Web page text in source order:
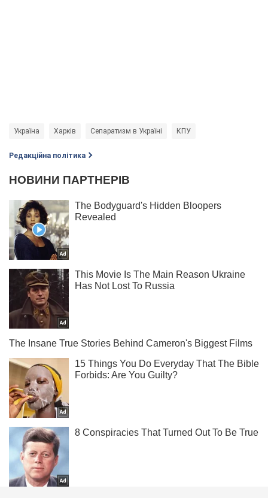
Україна Харків Сепаратизм в Україні КПУ
Редакційна політика